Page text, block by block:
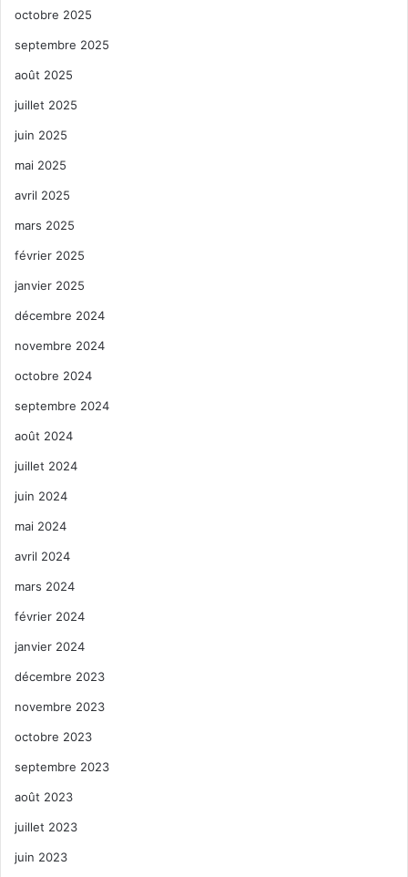
octobre 2025
septembre 2025
août 2025
juillet 2025
juin 2025
mai 2025
avril 2025
mars 2025
février 2025
janvier 2025
décembre 2024
novembre 2024
octobre 2024
septembre 2024
août 2024
juillet 2024
juin 2024
mai 2024
avril 2024
mars 2024
février 2024
janvier 2024
décembre 2023
novembre 2023
octobre 2023
septembre 2023
août 2023
juillet 2023
juin 2023